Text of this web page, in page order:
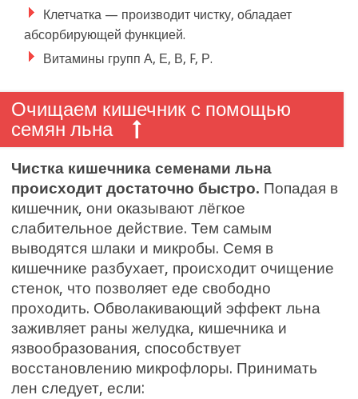
Клетчатка — производит чистку, обладает
абсорбирующей функцией.
Витамины групп А, Е, В, F, Р.
Очищаем кишечник с помощью
семян льна
Чистка кишечника семенами льна
происходит достаточно быстро. Попадая в
кишечник, они оказывают лёгкое
слабительное действие. Тем самым
выводятся шлаки и микробы. Семя в
кишечнике разбухает, происходит очищение
стенок, что позволяет еде свободно
проходить. Обволакивающий эффект льна
заживляет раны желудка, кишечника и
язвообразования, способствует
восстановлению микрофлоры. Принимать
лен следует, если: